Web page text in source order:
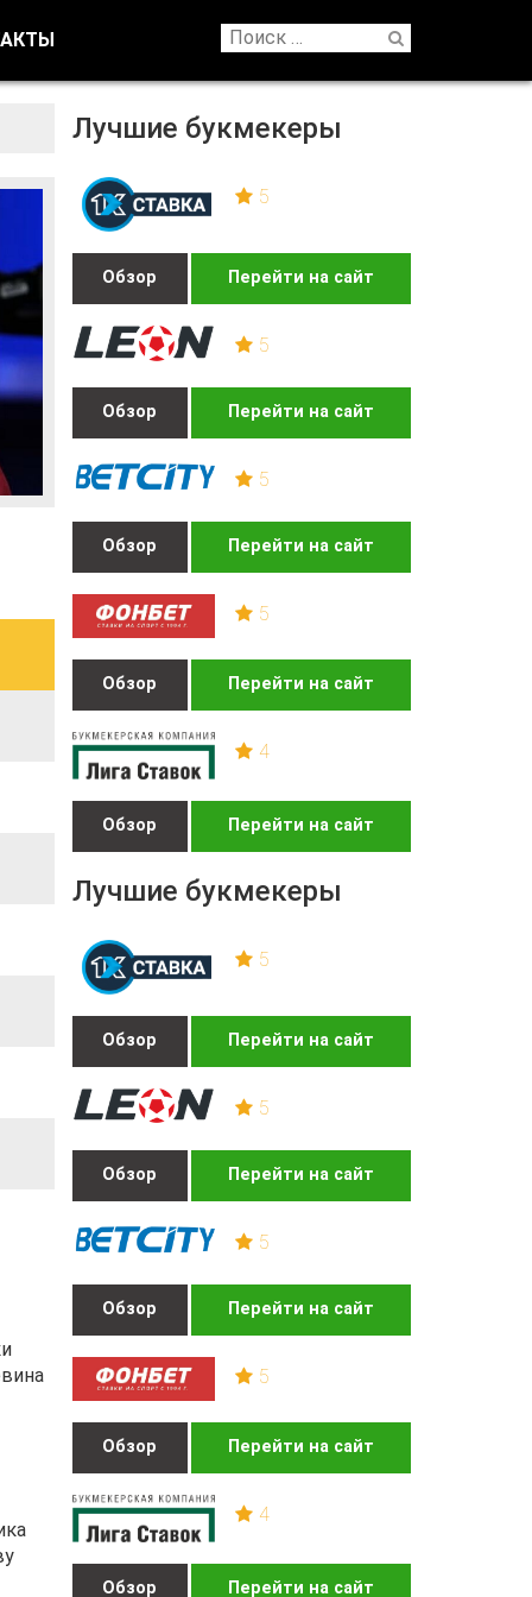
Лучшие букмекеры
5
Обзор Перейти на сайт
5
Обзор Перейти на сайт
5
Обзор Перейти на сайт
5
Обзор Перейти на сайт
4
Обзор Перейти на сайт
Лучшие букмекеры
5
Обзор Перейти на сайт
5
Обзор Перейти на сайт
5
Обзор Перейти на сайт
5
Обзор Перейти на сайт
4
Обзор Перейти на сайт